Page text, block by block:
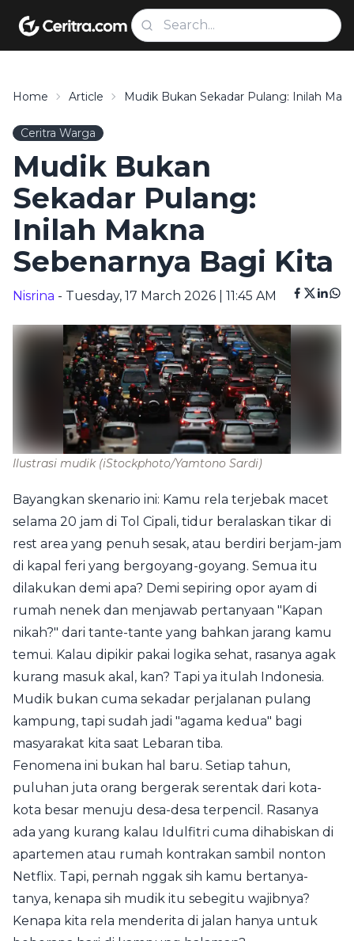
Home Article Mudik Bukan Sekadar Pulang: Inilah
Ceritra Warga
Mudik Bukan
Sekadar Pulang:
Inilah Makna
Sebenarnya Bagi Kita
Nisrina - Tuesday, 17 March 2026 | 11:45 AM
Ilustrasi mudik (iStockphoto/Yamtono Sardi)
Bayangkan skenario ini: Kamu rela terjebak macet
selama 20 jam di Tol Cipali, tidur beralaskan tikar di
rest area yang penuh sesak, atau berdiri berjam-jam
di kapal feri yang bergoyang-goyang. Semua itu
dilakukan demi apa? Demi sepiring opor ayam di
rumah nenek dan menjawab pertanyaan "Kapan
nikah?" dari tante-tante yang bahkan jarang kamu
temui. Kalau dipikir pakai logika sehat, rasanya agak
kurang masuk akal, kan? Tapi ya itulah Indonesia.
Mudik bukan cuma sekadar perjalanan pulang
kampung, tapi sudah jadi "agama kedua" bagi
masyarakat kita saat Lebaran tiba.
Fenomena ini bukan hal baru. Setiap tahun,
puluhan juta orang bergerak serentak dari kota-
kota besar menuju desa-desa terpencil. Rasanya
ada yang kurang kalau Idulfitri cuma dihabiskan di
apartemen atau rumah kontrakan sambil nonton
Netflix. Tapi, pernah nggak sih kamu bertanya-
tanya, kenapa sih mudik itu sebegitu wajibnya?
Kenapa kita rela menderita di jalan hanya untuk